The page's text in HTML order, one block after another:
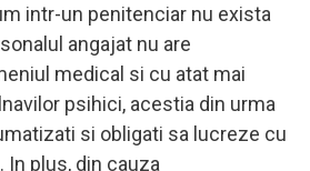
intr-un penitenciar nu exista
angajat nu are
medical si cu atat mai
psihici, acestia din urma
si obligati sa lucreze cu
plus, din cauza